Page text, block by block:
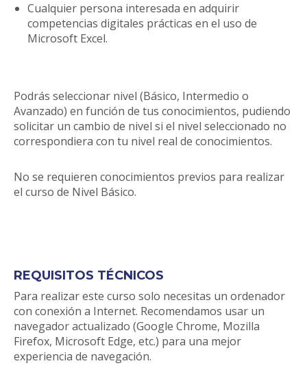
Cualquier persona interesada en adquirir
competencias digitales prácticas en el uso de
Microsoft Excel.
Podrás seleccionar nivel (Básico, Intermedio o
Avanzado) en función de tus conocimientos, pudiendo
solicitar un cambio de nivel si el nivel seleccionado no
correspondiera con tu nivel real de conocimientos.
No se requieren conocimientos previos para realizar
el curso de Nivel Básico.
REQUISITOS TÉCNICOS
Para realizar este curso solo necesitas un ordenador
con conexión a Internet. Recomendamos usar un
navegador actualizado (Google Chrome, Mozilla
Firefox, Microsoft Edge, etc.) para una mejor
experiencia de navegación.